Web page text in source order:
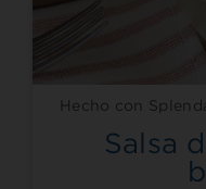
Hecho con
Salsa